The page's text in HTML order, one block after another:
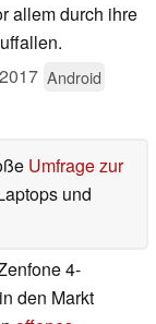
allem durch ihre
Android
Umfrage zur
und
4-
den Markt